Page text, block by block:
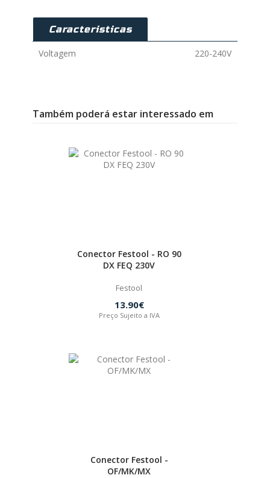
Caracteristicas
Voltagem 220-240V
Também poderá estar interessado em
Conector Festool - RO 90
DX FEQ 230V
Festool
13.90€
Preço Sujeito a IVA
Conector Festool -
OF/MK/MX